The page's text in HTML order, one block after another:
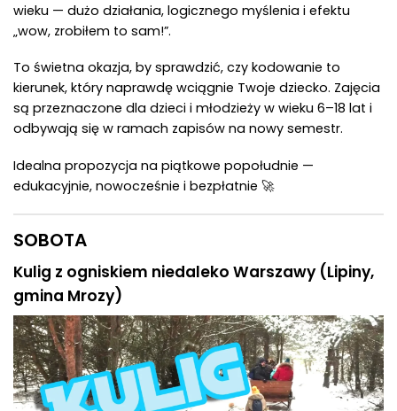
wieku — dużo działania, logicznego myślenia i efektu
„wow, zrobiłem to sam!”.
To świetna okazja, by sprawdzić, czy kodowanie to
kierunek, który naprawdę wciągnie Twoje dziecko. Zajęcia
są przeznaczone dla dzieci i młodzieży w wieku 6–18 lat i
odbywają się w ramach zapisów na nowy semestr.
Idealna propozycja na piątkowe popołudnie —
edukacyjnie, nowocześnie i bezpłatnie 🚀
SOBOTA
Kulig z ogniskiem niedaleko Warszawy (Lipiny,
gmina Mrozy)